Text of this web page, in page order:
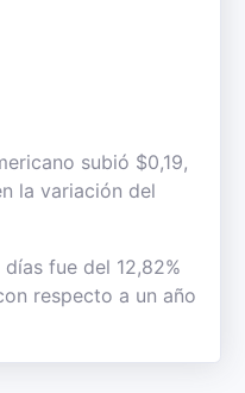
subió $0,19,
la variación del
fue del 12,82%
respecto a un año